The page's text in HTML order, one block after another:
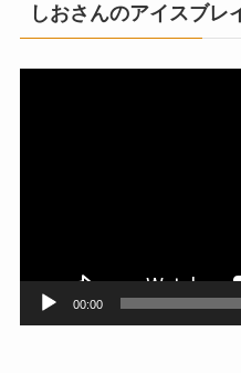
しおさんのアイスブ
00:00